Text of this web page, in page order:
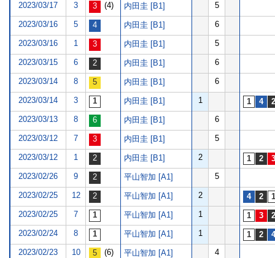
2023/03/17 3 (4) 内田圭 [B1] 5
2023/03/16 5 内田圭 [B1] 6
2023/03/16 1 内田圭 [B1] 5
2023/03/15 6 内田圭 [B1] 6
2023/03/14 8 内田圭 [B1] 6
2023/03/14 3 内田圭 [B1] 1
2023/03/13 8 内田圭 [B1] 6
2023/03/12 7 内田圭 [B1] 5
2023/03/12 1 内田圭 [B1] 2
2023/02/26 9 平山智加 [A1] 5
2023/02/25 12 平山智加 [A1] 2
2023/02/25 7 平山智加 [A1] 1
2023/02/24 8 平山智加 [A1] 1
2023/02/23 10 (6) 平山智加 [A1] 4